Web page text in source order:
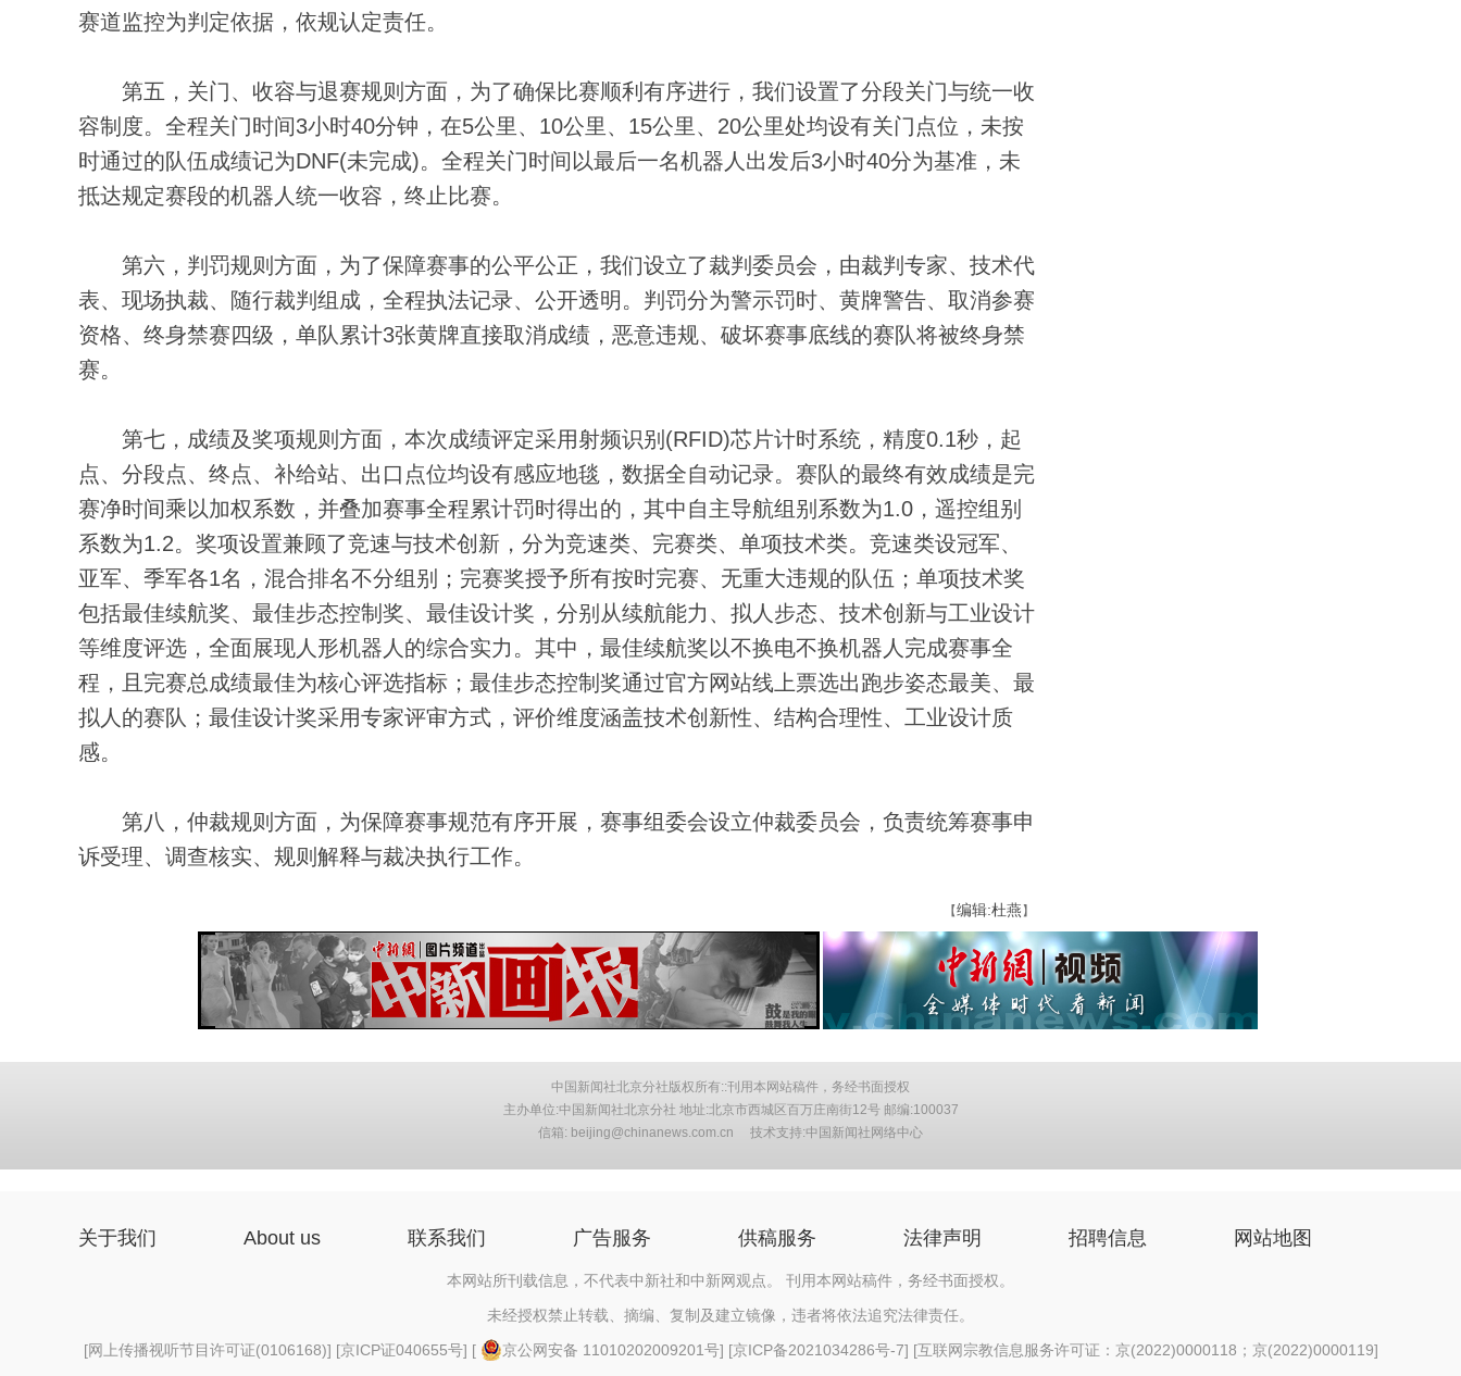
赛道监控为判定依据，依规认定责任。
第五，关门、收容与退赛规则方面，为了确保比赛顺利有序进行，我们设置了分段关门与统一收
容制度。全程关门时间3小时40分钟，在5公里、10公里、15公里、20公里处均设有关门点位，未按
时通过的队伍成绩记为DNF(未完成)。全程关门时间以最后一名机器人出发后3小时40分为基准，未
抵达规定赛段的机器人统一收容，终止比赛。
第六，判罚规则方面，为了保障赛事的公平公正，我们设立了裁判委员会，由裁判专家、技术代
表、现场执裁、随行裁判组成，全程执法记录、公开透明。判罚分为警示罚时、黄牌警告、取消参赛
资格、终身禁赛四级，单队累计3张黄牌直接取消成绩，恶意违规、破坏赛事底线的赛队将被终身禁
赛。
第七，成绩及奖项规则方面，本次成绩评定采用射频识别(RFID)芯片计时系统，精度0.1秒，起
点、分段点、终点、补给站、出口点位均设有感应地毯，数据全自动记录。赛队的最终有效成绩是完
赛净时间乘以加权系数，并叠加赛事全程累计罚时得出的，其中自主导航组别系数为1.0，遥控组别
系数为1.2。奖项设置兼顾了竞速与技术创新，分为竞速类、完赛类、单项技术类。竞速类设冠军、
亚军、季军各1名，混合排名不分组别；完赛奖授予所有按时完赛、无重大违规的队伍；单项技术奖
包括最佳续航奖、最佳步态控制奖、最佳设计奖，分别从续航能力、拟人步态、技术创新与工业设计
等维度评选，全面展现人形机器人的综合实力。其中，最佳续航奖以不换电不换机器人完成赛事全
程，且完赛总成绩最佳为核心评选指标；最佳步态控制奖通过官方网站线上票选出跑步姿态最美、最
拟人的赛队；最佳设计奖采用专家评审方式，评价维度涵盖技术创新性、结构合理性、工业设计质
感。
第八，仲裁规则方面，为保障赛事规范有序开展，赛事组委会设立仲裁委员会，负责统筹赛事申
诉受理、调查核实、规则解释与裁决执行工作。
【编辑:杜燕 】
中国新闻社北京分社版权所有::刊用本网站稿件，务经书面授权
主办单位:中国新闻社北京分社 地址:北京市西城区百万庄南街12号 邮编:100037
信箱: beijing@chinanews.com.cn 技术支持:中国新闻社网络中心
关于我们 About us 联系我们 广告服务 供稿服务 法律声明 招聘信息 网站地图
本网站所刊载信息，不代表中新社和中新网观点。 刊用本网站稿件，务经书面授权。
未经授权禁止转载、摘编、复制及建立镜像，违者将依法追究法律责任。
[网上传播视听节目许可证(0106168)] [京ICP证040655号] [ 京公网安备 11010202009201号] [京ICP备2021034286号-7] [互联网宗教信息服务许可证：京(2022)0000118；京(2022)0000119]